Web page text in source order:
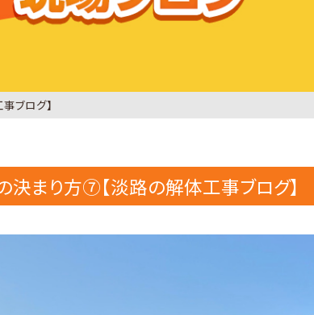
ブログ】
まり方⑦【淡路の解体工事ブログ】